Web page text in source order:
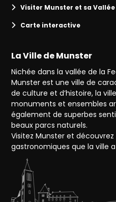
Visiter Munster et sa Vallée
Carte interactive
La Ville de Munster
Nichée dans la vallée de la
Munster est une ville de
de culture et d’histoire, la
monuments et ensembles
également de superbes
beaux parcs naturels.
Visitez Munster et
gastronomiques que la ville